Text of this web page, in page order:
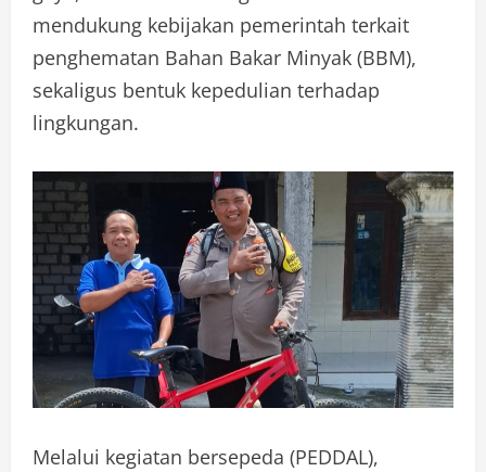
mendukung kebijakan pemerintah terkait
penghematan Bahan Bakar Minyak (BBM),
sekaligus bentuk kepedulian terhadap
lingkungan.
Melalui kegiatan bersepeda (PEDDAL),